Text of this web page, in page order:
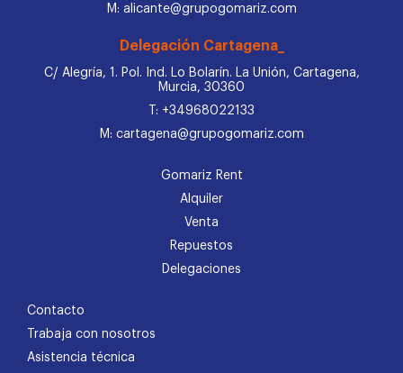
M: alicante@grupogomariz.com
Delegación Cartagena_
C/ Alegría, 1. Pol. Ind. Lo Bolarín. La Unión, Cartagena,
Murcia, 30360
T: +34968022133
M: cartagena@grupogomariz.com
Gomariz Rent
Alquiler
Venta
Repuestos
Delegaciones
Contacto
Trabaja con nosotros
Asistencia técnica